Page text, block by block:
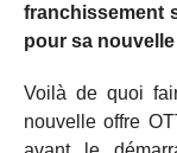
franchissement
pour sa
Voilà de quoi
nouvelle offre